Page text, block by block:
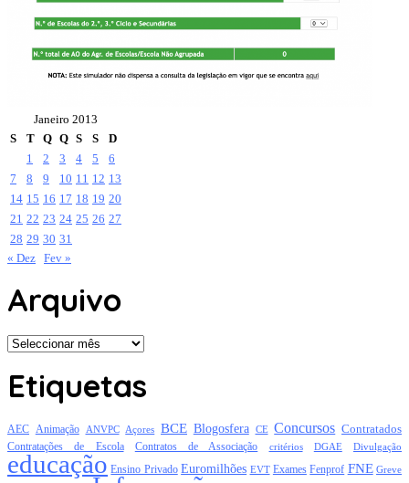
Janeiro 2013
S
T Q Q S S
D
1
2 3 4 5
6
7
8 9 10 11 12 13
14 15 16 17 18 19 20
21 22 23 24 25 26 27
28 29 30 31
« Dez Fev »
Arquivo
Arquivo
Etiquetas
AEC Animação ANVPC Açores BCE Blogosfera CE Concursos Contratados
Contratações de Escola Contratos de Associação critérios DGAE Divulgação
educação Ensino Privado Euromilhões EVT Exames Fenprof FNE Greve